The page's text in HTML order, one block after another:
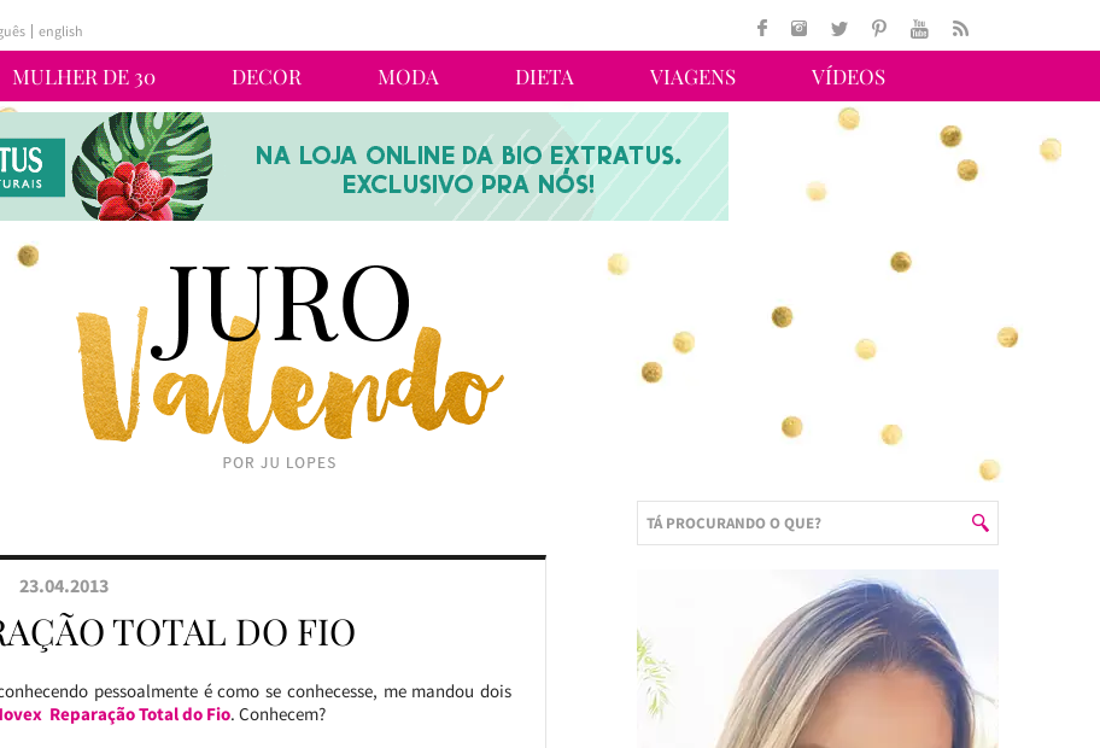
MULHER DE 30 DECOR MODA DIETA VIAGENS VÍDEOS
english
23.04.2013
TOTAL DO FIO
pessoalmente é como se conhecesse, me mandou dois
Reparação Total do Fio. Conhecem?